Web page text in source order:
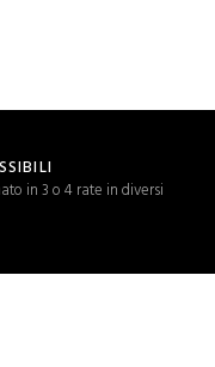
in 3 o 4 rate in diversi